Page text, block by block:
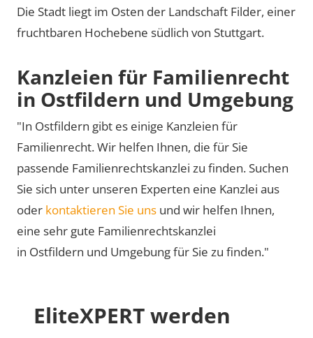
Die Stadt liegt im Osten der Landschaft Filder, einer
fruchtbaren Hochebene südlich von Stuttgart.
Kanzleien für Familienrecht
in Ostfildern und Umgebung
"In Ostfildern gibt es einige Kanzleien für
Familienrecht. Wir helfen Ihnen, die für Sie
passende Familienrechtskanzlei zu finden. Suchen
Sie sich unter unseren Experten eine Kanzlei aus
oder kontaktieren Sie uns und wir helfen Ihnen,
eine sehr gute Familienrechtskanzlei
in Ostfildern und Umgebung für Sie zu finden."
EliteXPERT werden